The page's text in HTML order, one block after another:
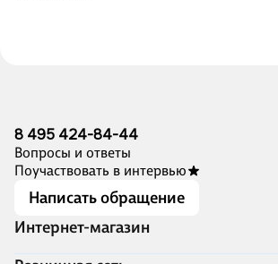
8 495 424-84-44
Вопросы и ответы
Поучаствовать в интервью
Написать обращение
Интернет-магазин